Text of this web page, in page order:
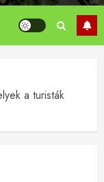
a turisták